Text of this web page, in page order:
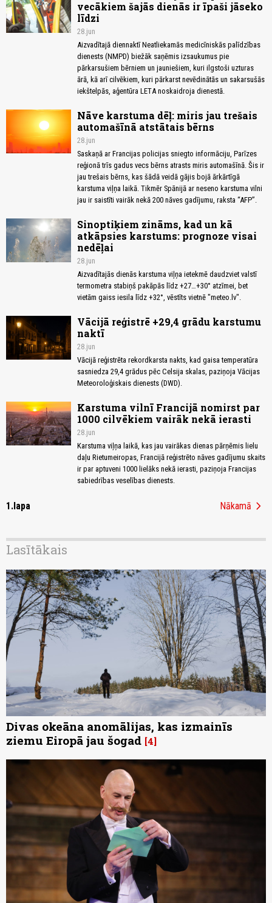
vecākiem šajās dienās ir īpaši jāseko
līdzi
28.jun
Aizvadītajā diennaktī Neatliekamās medicīniskās palīdzības
dienests (NMPD) biežāk saņēmis izsaukumus pie
pārkarsušiem bērniem un jauniešiem, kuri ilgstoši uzturas
ārā, kā arī cilvēkiem, kuri pārkarst nevēdinātās un sakarsušās
iekštelpās, aģentūra LETA noskaidroja dienestā.
Nāve karstuma dēļ: miris jau trešais
automašīnā atstātais bērns
28.jun
Saskaņā ar Francijas policijas sniegto informāciju, Parīzes
reģionā trīs gadus vecs bērns atrasts miris automašīnā. Šis ir
jau trešais bērns, kas šādā veidā gājis bojā ārkārtīgā
karstuma viļņa laikā. Tikmēr Spānijā ar neseno karstuma vilni
jau ir saistīti vairāk nekā 200 nāves gadījumu, raksta “AFP”.
Sinoptiķiem zināms, kad un kā
atkāpsies karstums: prognoze visai
nedēļai
28.jun
Aizvadītajās dienās karstuma viļņa ietekmē daudzviet valstī
termometra stabiņš pakāpās līdz +27…+30° atzīmei, bet
vietām gaiss iesila līdz +32°, vēstīts vietnē "meteo.lv".
Vācijā reģistrē +29,4 grādu karstumu
naktī
28.jun
Vācijā reģistrēta rekordkarsta nakts, kad gaisa temperatūra
sasniedza 29,4 grādus pēc Celsija skalas, paziņoja Vācijas
Meteoroloģiskais dienests (DWD).
Karstuma vilnī Francijā nomirst par
1000 cilvēkiem vairāk nekā ierasti
28.jun
Karstuma viļņa laikā, kas jau vairākas dienas pārņēmis lielu
daļu Rietumeiropas, Francijā reģistrēto nāves gadījumu skaits
ir par aptuveni 1000 lielāks nekā ierasti, paziņoja Francijas
sabiedrības veselības dienests.
1.lapa Nākamā chevron_right
Lasītākais
Divas okeāna anomālijas, kas izmainīs
ziemu Eiropā jau šogad 4